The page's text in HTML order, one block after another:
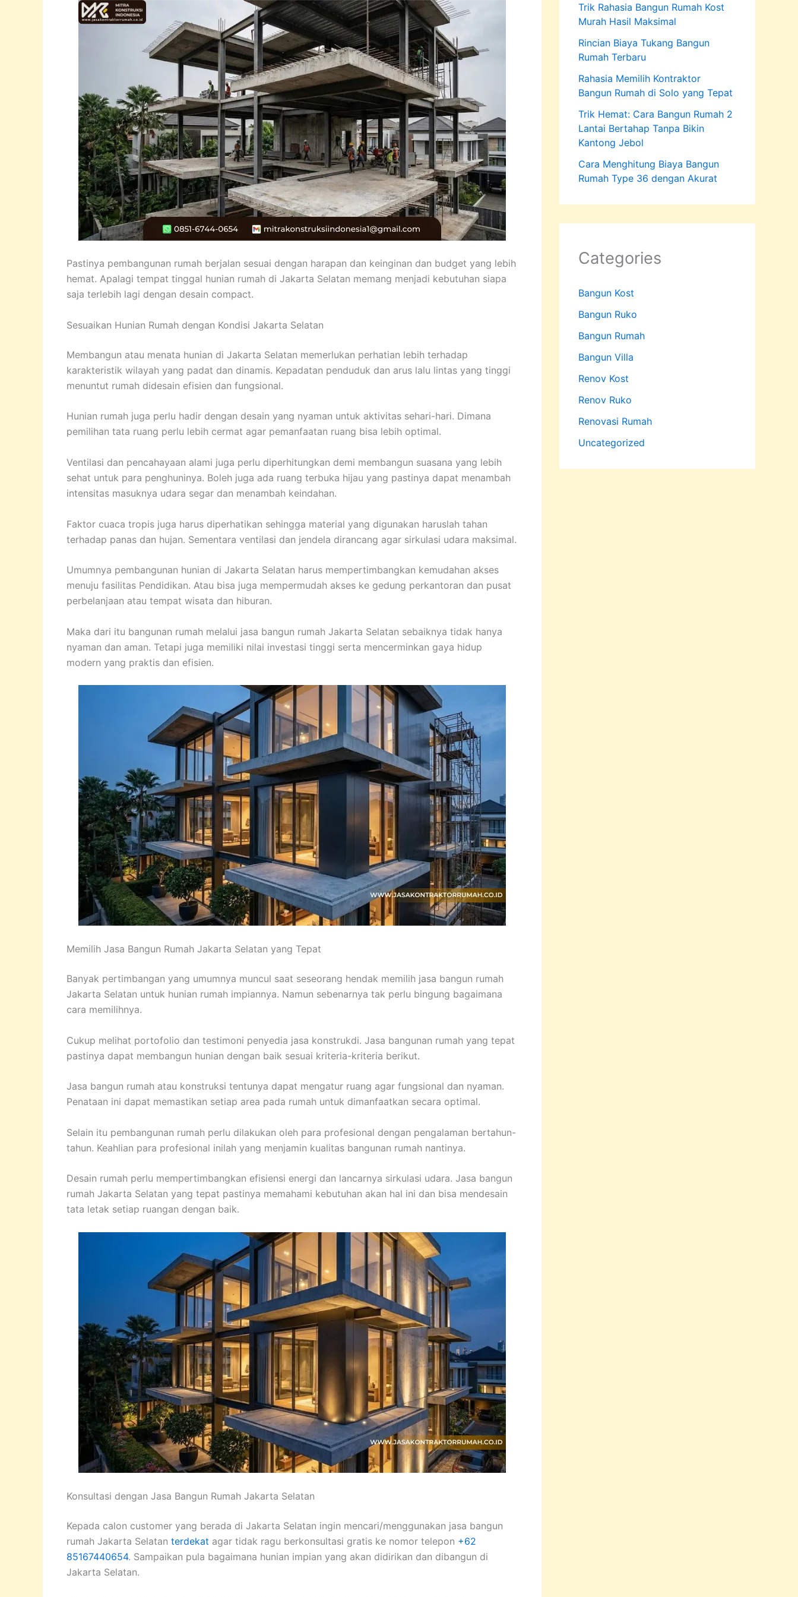
Pastinya pembangunan rumah berjalan sesuai dengan harapan dan keinginan dan budget yang lebih
hemat. Apalagi tempat tinggal hunian rumah di Jakarta Selatan memang menjadi kebutuhan siapa
saja terlebih lagi dengan desain compact.
Sesuaikan Hunian Rumah dengan Kondisi Jakarta Selatan
Membangun atau menata hunian di Jakarta Selatan memerlukan perhatian lebih terhadap
karakteristik wilayah yang padat dan dinamis. Kepadatan penduduk dan arus lalu lintas yang tinggi
menuntut rumah didesain efisien dan fungsional.
Hunian rumah juga perlu hadir dengan desain yang nyaman untuk aktivitas sehari-hari. Dimana
pemilihan tata ruang perlu lebih cermat agar pemanfaatan ruang bisa lebih optimal.
Ventilasi dan pencahayaan alami juga perlu diperhitungkan demi membangun suasana yang lebih
sehat untuk para penghuninya. Boleh juga ada ruang terbuka hijau yang pastinya dapat menambah
intensitas masuknya udara segar dan menambah keindahan.
Faktor cuaca tropis juga harus diperhatikan sehingga material yang digunakan haruslah tahan
terhadap panas dan hujan. Sementara ventilasi dan jendela dirancang agar sirkulasi udara maksimal.
Umumnya pembangunan hunian di Jakarta Selatan harus mempertimbangkan kemudahan akses
menuju fasilitas Pendidikan. Atau bisa juga mempermudah akses ke gedung perkantoran dan pusat
perbelanjaan atau tempat wisata dan hiburan.
Maka dari itu bangunan rumah melalui jasa bangun rumah Jakarta Selatan sebaiknya tidak hanya
nyaman dan aman. Tetapi juga memiliki nilai investasi tinggi serta mencerminkan gaya hidup
modern yang praktis dan efisien.
Memilih Jasa Bangun Rumah Jakarta Selatan yang Tepat
Banyak pertimbangan yang umumnya muncul saat seseorang hendak memilih jasa bangun rumah
Jakarta Selatan untuk hunian rumah impiannya. Namun sebenarnya tak perlu bingung bagaimana
cara memilihnya.
Cukup melihat portofolio dan testimoni penyedia jasa konstrukdi. Jasa bangunan rumah yang tepat
pastinya dapat membangun hunian dengan baik sesuai kriteria-kriteria berikut.
Jasa bangun rumah atau konstruksi tentunya dapat mengatur ruang agar fungsional dan nyaman.
Penataan ini dapat memastikan setiap area pada rumah untuk dimanfaatkan secara optimal.
Selain itu pembangunan rumah perlu dilakukan oleh para profesional dengan pengalaman bertahun-
tahun. Keahlian para profesional inilah yang menjamin kualitas bangunan rumah nantinya.
Desain rumah perlu mempertimbangkan efisiensi energi dan lancarnya sirkulasi udara. Jasa bangun
rumah Jakarta Selatan yang tepat pastinya memahami kebutuhan akan hal ini dan bisa mendesain
tata letak setiap ruangan dengan baik.
Konsultasi dengan Jasa Bangun Rumah Jakarta Selatan
Kepada calon customer yang berada di Jakarta Selatan ingin mencari/menggunakan jasa bangun
rumah Jakarta Selatan terdekat agar tidak ragu berkonsultasi gratis ke nomor telepon +62
85167440654. Sampaikan pula bagaimana hunian impian yang akan didirikan dan dibangun di
Jakarta Selatan.
Trik Rahasia Bangun Rumah Kost
Murah Hasil Maksimal
Rincian Biaya Tukang Bangun
Rumah Terbaru
Rahasia Memilih Kontraktor
Bangun Rumah di Solo yang Tepat
Trik Hemat: Cara Bangun Rumah 2
Lantai Bertahap Tanpa Bikin
Kantong Jebol
Cara Menghitung Biaya Bangun
Rumah Type 36 dengan Akurat
Categories
Bangun Kost
Bangun Ruko
Bangun Rumah
Bangun Villa
Renov Kost
Renov Ruko
Renovasi Rumah
Uncategorized